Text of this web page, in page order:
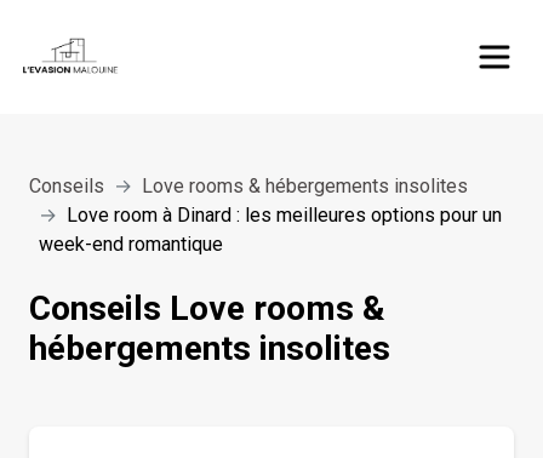
Conseils
Love rooms & hébergements insolites
Love room à Dinard : les meilleures options pour un
week-end romantique
Conseils Love rooms &
hébergements insolites